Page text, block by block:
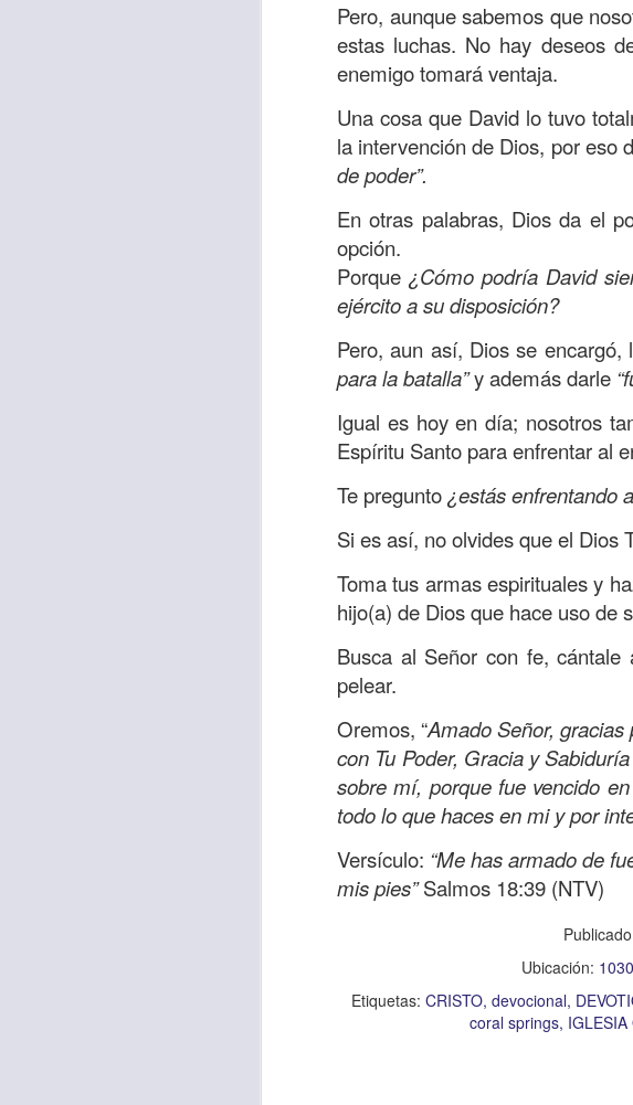
Pero, aunque sabemos que
estas luchas. No hay deseos
enemigo tomará ventaja.
Una cosa que David lo tuvo
la intervención de Dios, por eso
de poder”.
En otras palabras, Dios da el
opción.
Porque ¿Cómo podría David
ejército a su disposición?
Pero, aun así, Dios se
para la batalla”y además darle
Igual es hoy en día; nosotros
Espíritu Santo para enfrentar al
Te pregunto¿estás enfrentando
Si es así, no olvides que el Dios
Toma tus armas espirituales y
hijo(a) de Dios que hace uso de
Busca al Señor con fe,
pelear.
Oremos, “Amado Señor,
con Tu Poder, Gracia y
sobre mí, porque fue vencido
todo lo que haces en mi y por
Versículo: “Me has armado de
mis pies”Salmos 18:39 (NTV)
Publicado
Ubicación:
Etiquetas: CRISTO devocional
coral springs IGLESIA
Particularmente, en el verso 9
malo, seguid lo bueno”.
Dios nos pide que amemos sin
debemos dejar una huella
las personas que amamos.
Amar es mucho más que decir
permanecer, de estar presente y
Cuando amamos de verdad,
seres amados, pero también se
vida, porque en el amor todo lo
para siempre.
Es tiempo de revisar el estado
vida. En otras palabras, es
Dios nos ama.
Oremos: “Señor, sé que por
por eso decido que, desde hoy,
sincero, real. Bendigo a mi
nombre de Jesús. Amén”.
Versículo:“El amor sea sin
(RVR1960)
Ubicación:
Etiquetas:biblia CRISTO devocional
JCQPASTOR JESÚS juan c